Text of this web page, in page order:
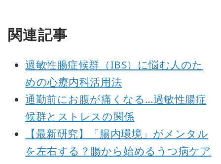
関連記事
過敏性腸症候群（IBS）に悩む人のた
めの心療内科活用法
通勤前にお腹が痛くなる…過敏性腸症
候群とストレスの関係
【最新研究】「腸内環境」がメンタル
を左右する？腸から始めるうつ病ケア